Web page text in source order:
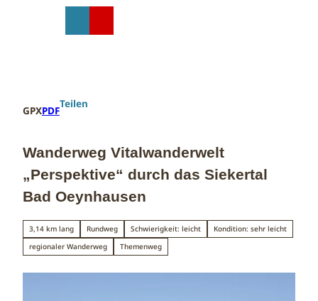
GPXPDF
Teilen
Wanderweg Vitalwanderwelt
„Perspektive“ durch das Siekertal
Bad Oeynhausen
3,14 km lang Rundweg Schwierigkeit: leicht
Kondition: sehr leicht
regionaler Wanderweg
Themenweg